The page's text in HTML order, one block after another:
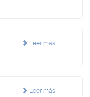
Leer más
Leer más